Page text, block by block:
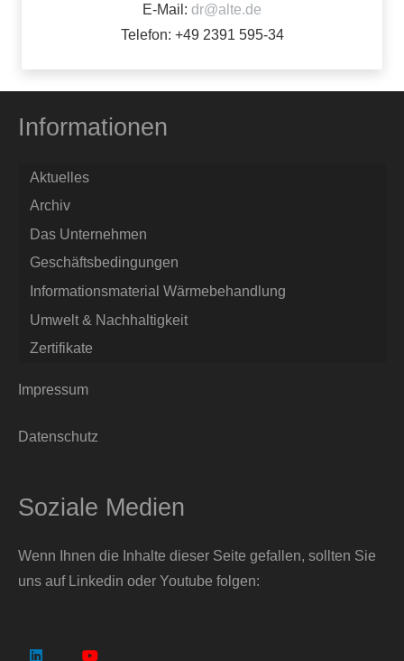
E-Mail: dr@alte.de
Telefon: +49 2391 595-34
Informationen
Aktuelles
Archiv
Das Unternehmen
Geschäftsbedingungen
Informationsmaterial Wärmebehandlung
Umwelt & Nachhaltigkeit
Zertifikate
Impressum
Datenschutz
Soziale Medien
Wenn Ihnen die Inhalte dieser Seite gefallen, sollten Sie
uns auf Linkedin oder Youtube folgen: